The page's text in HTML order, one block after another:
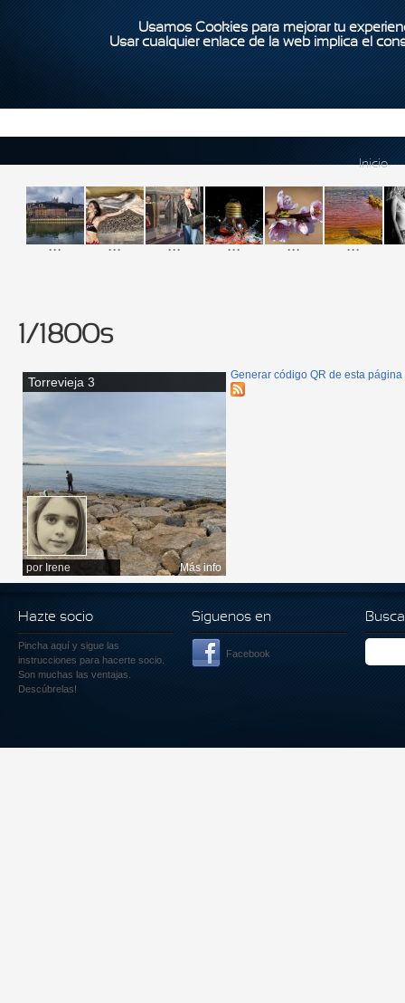
Usamos Cookies para mejorar tu
Usar cualquier enlace de la web implica el
Inicio
... ... ... ... ... ...
1/1800s
Torrevieja 3
por Irene Más info
Generar código QR de esta página
Hazte socio
Pincha aquí y sigue las
instrucciones para hacerte socio.
Son muchas las ventajas.
Descúbrelas!
Siguenos en
Facebook